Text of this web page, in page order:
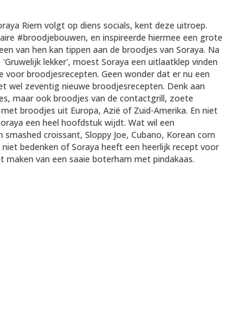
Riem volgt op diens socials, kent deze uitroep.
#broodjebouwen, en inspireerde hiermee een grote
van hen kan tippen aan de broodjes van Soraya. Na
lekker', moest Soraya een uitlaatklep vinden
voor broodjesrecepten. Geen wonder dat er nu een
wel zeventig nieuwe broodjesrecepten. Denk aan
maar ook broodjes van de contactgrill, zoete
broodjes uit Europa, Azië of Zuid-Amerika. En niet
een heel hoofdstuk wijdt. Wat wil een
croissant, Sloppy Joe, Cubano, Korean corn
bedenken of Soraya heeft een heerlijk recept voor
van een saaie boterham met pindakaas.